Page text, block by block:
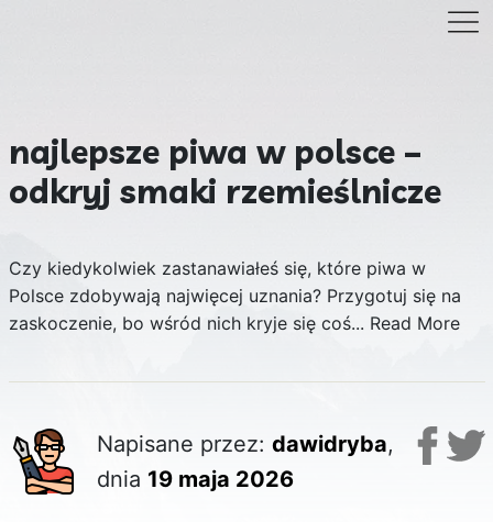
najlepsze piwa w polsce –
odkryj smaki rzemieślnicze
Czy kiedykolwiek zastanawiałeś się, które piwa w
Polsce zdobywają najwięcej uznania? Przygotuj się na
zaskoczenie, bo wśród nich kryje się coś... Read More
Napisane przez: dawidryba,
dnia 19 maja 2026